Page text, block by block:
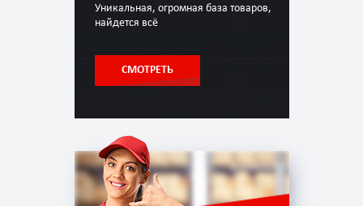
Уникальная, огромная база товаров,
найдется всё
СМОТРЕТЬ